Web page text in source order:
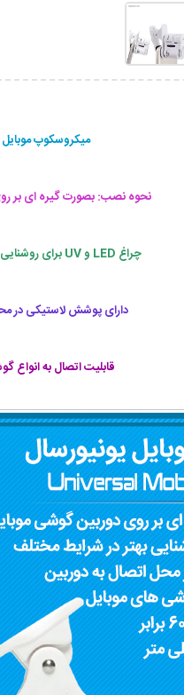
میکروسکوپ موبایل
نحوه نصب: بصورت گیره ای بر
چراغ LED و UV برای روشنایی بهتر در شرایط مختلف
دارای پوشش لاستیکی در
قابلیت اتصال به انواع